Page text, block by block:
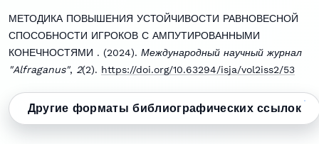
МЕТОДИКА ПОВЫШЕНИЯ УСТОЙЧИВОСТИ РАВНОВЕСНОЙ
СПОСОБНОСТИ ИГРОКОВ С АМПУТИРОВАННЫМИ
КОНЕЧНОСТЯМИ . (2024). Международный научный журнал
"Alfraganus", 2(2). https://doi.org/10.63294/isja/vol2iss2/53
Другие форматы библиографических ссылок